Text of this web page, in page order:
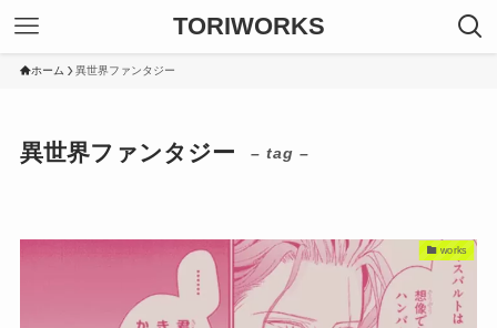
TORIWORKS
ホーム 異世界ファンタジー
異世界ファンタジー – tag –
works